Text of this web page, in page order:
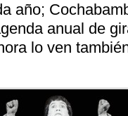
año;
anual de
lo ven